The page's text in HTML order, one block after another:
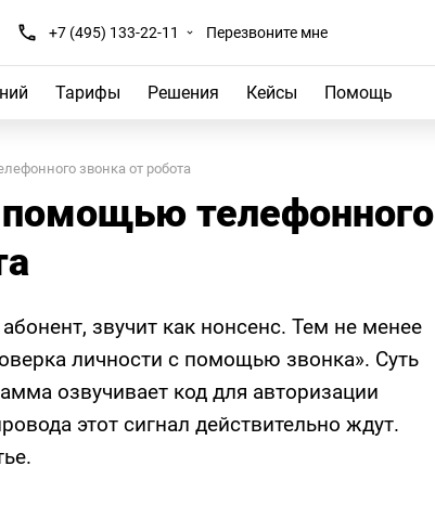
+7 (495) 133-22-11 Перезвоните мне
Тарифы Решения Кейсы Помощь
звонка от робота
телефонного
звучит как нонсенс. Тем не менее
личности с помощью звонка». Суть
озвучивает код для авторизации
этот сигнал действительно ждут.